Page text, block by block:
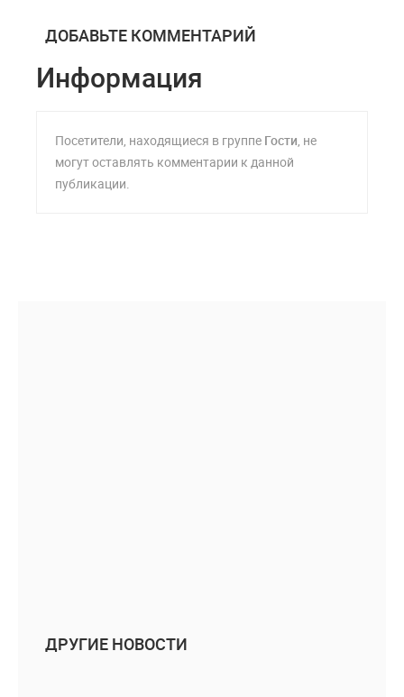
ДОБАВЬТЕ КОММЕНТАРИЙ
Информация
Посетители, находящиеся в группе Гости, не
могут оставлять комментарии к данной
публикации.
ДРУГИЕ НОВОСТИ